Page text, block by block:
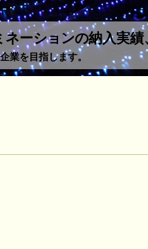
ーションの納入実
業を目指します。